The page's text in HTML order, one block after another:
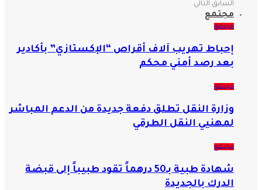
السابقالتالي
مجتمع
مجتمع
إحباط تهريب آلاف أقراص “الإكستازي” بأكادير
بعد رصد أمني محكم
مجتمع
وزارة النقل تطلق دفعة جديدة من الدعم المباشر
لمهنيي النقل الطرقي
مجتمع
شهادة طبية بـ50 درهماً تقود طبيباً إلى قبضة
الدرك بالجديدة